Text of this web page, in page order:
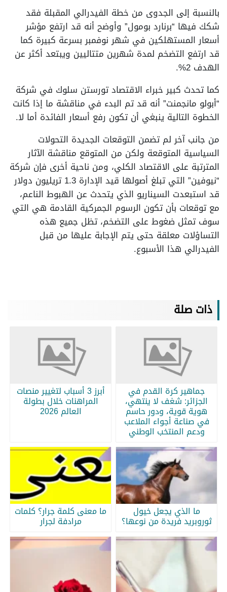
بالنسبة إلى الجدوى من خطة الفيدرالي المقبلة فقد
شكك فيها “برنارد بومول” وأوضح أنه قد ارتفع مؤشر
أسعار المستهلكين في شهر نوفمبر بسرعة كبيرة كما
قد ارتفع التضخم لمدة شهرين متتاليين ويبتعد أكثر عن
الهدف 2%.
كما تحدث كبير خبراء الاقتصاد تورستن سلوك في شركة
“أبولو مانجمنت” أنه قد تم البدء في مناقشة ما إذا كانت
الخطوة التالية ينبغي أن تكون رفع أسعار الفائدة أما لا.
من جانب آخر لم تضمن التوقعات الجديدة التحولات
السياسية المتوقعة ولكن من المتوقع مناقشة الآثار
المترتبة على الاقتصاد الكلي، ومن ناحية أخرى فإن شركة
“نيوفين” التي تبلغ أصولها قيد الإدارة 1.3 تريليون دولار
قد استبعدت السيناريو الذي يتحدث عن الهبوط الناعم،
مع توقعات بأن تكون الرسوم الجمركية القادمة هي التي
سوف تمثل ضغوط على التضخم، تظل جميع هذه
التساؤلات معلقة حتى يتم الإجابة عليها من قبل
الفيدرالي هذا الأسبوع.
ذات صلة
جماهير كرة القدم في
الجزائر: شغف لا ينتهي،
هوية قوية، ودور حاسم
في صناعة أجواء الملاعب
ودعم المنتخب الوطني
أبرز 3 أسباب لتغيير منصات
المراهنات خلال بطولة
العالم 2026
ما الذي يجعل خيول
ثوروبريد فريدة من نوعها؟
ما معنى كلمة جرار؟ كلمات
مرادفة لجرار